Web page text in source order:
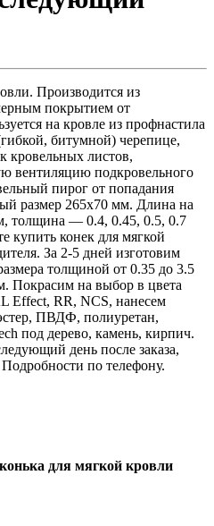
Производится из
покрытием от
на кровле из профнастила
битумной) черепице,
кровельных листов,
вентиляцию подкровельного
пирог от попадания
размер 265х70 мм. Длина на
толщина — 0.4, 0.45, 0.5, 0.7
купить конек для мягкой
За 2-5 дней изготовим
толщиной от 0.35 до 3.5
Покрасим на выбор в цвета
Effect, RR, NCS, нанесем
ПВДФ, полиуретан,
под дерево, камень, кирпич.
день после заказа,
по телефону.
для мягкой кровли